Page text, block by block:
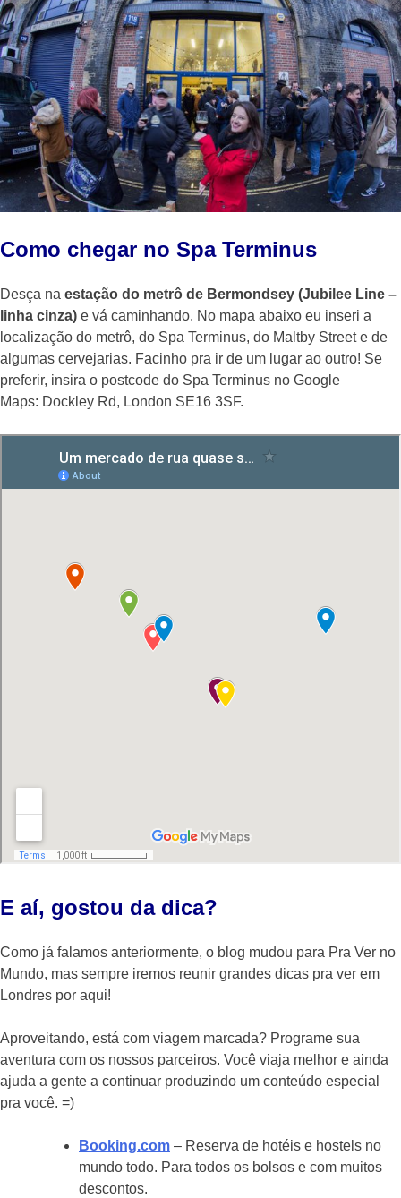
Como chegar no Spa Terminus
Desça na estação do metrô de Bermondsey (Jubilee Line –
linha cinza) e vá caminhando. No mapa abaixo eu inseri a
localização do metrô, do Spa Terminus, do Maltby Street e de
algumas cervejarias. Facinho pra ir de um lugar ao outro! Se
preferir, insira o postcode do Spa Terminus no Google
Maps: Dockley Rd, London SE16 3SF.
E aí, gostou da dica?
Como já falamos anteriormente, o blog mudou para Pra Ver no
Mundo, mas sempre iremos reunir grandes dicas pra ver em
Londres por aqui!
Aproveitando, está com viagem marcada? Programe sua
aventura com os nossos parceiros. Você viaja melhor e ainda
ajuda a gente a continuar produzindo um conteúdo especial
pra você. =)
Booking.com – Reserva de hotéis e hostels no
mundo todo. Para todos os bolsos e com muitos
descontos.